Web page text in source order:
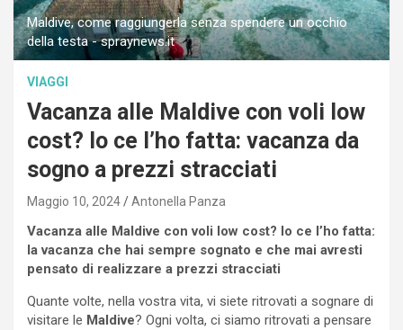
Maldive, come raggiungerla senza spendere un occhio
della testa - spraynews.it
VIAGGI
Vacanza alle Maldive con voli low
cost? Io ce l’ho fatta: vacanza da
sogno a prezzi stracciati
Maggio 10, 2024 Antonella Panza
Vacanza alle Maldive con voli low cost? Io ce l’ho fatta:
la vacanza che hai sempre sognato e che mai avresti
pensato di realizzare a prezzi stracciati
Quante volte, nella vostra vita, vi siete ritrovati a sognare di
visitare le Maldive? Ogni volta, ci siamo ritrovati a pensare